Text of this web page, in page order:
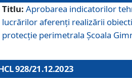
Titlu: Aprobarea indicatorilor
lucrărilor aferenți realizării
protecție perimetrala Școala
928/21.12.2023